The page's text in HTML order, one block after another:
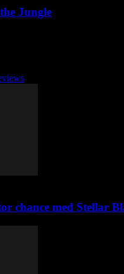
Jungle
chance med Stellar